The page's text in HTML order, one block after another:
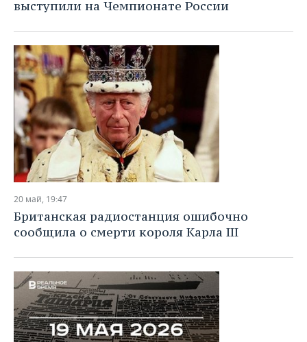
выступили на Чемпионате России
20 май, 19:47
Британская радиостанция ошибочно
сообщила о смерти короля Карла III